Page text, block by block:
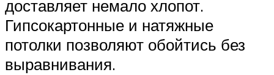
доставляет немало хлопот.
Гипсокартонные и натяжные
потолки позволяют обойтись без
выравнивания.